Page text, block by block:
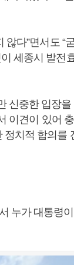
다”면서도 “굳
세종시 발전
신중한 입장을
이견이 있어
치적 합의를
누가 대통령이